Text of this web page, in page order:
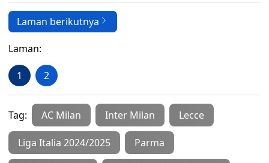
Laman berikutnya
Laman:
1 2
Tag: AC Milan Inter Milan Lecce
Liga Italia 2024/2025 Parma